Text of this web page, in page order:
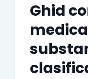
Ghid